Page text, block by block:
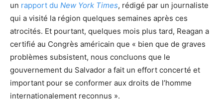
un rapport du New York Times, rédigé par un journaliste
qui a visité la région quelques semaines après ces
atrocités. Et pourtant, quelques mois plus tard, Reagan a
certifié au Congrès américain que « bien que de graves
problèmes subsistent, nous concluons que le
gouvernement du Salvador a fait un effort concerté et
important pour se conformer aux droits de l’homme
internationalement reconnus ».